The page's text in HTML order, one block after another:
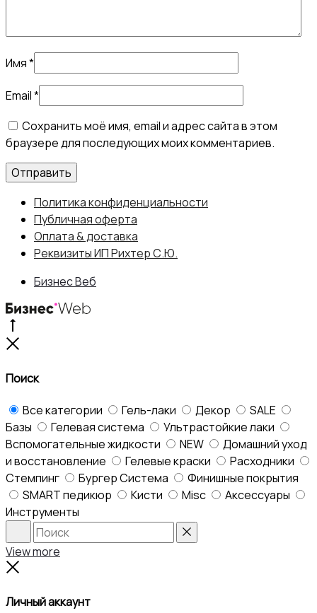
Имя*
Email*
Сохранить моё имя, email и адрес сайта в этом
браузере для последующих моих комментариев.
Политика конфиденциальности
Публичная оферта
Оплата & доставка
Реквизиты ИП Рихтер С.Ю.
Бизнес Веб
Поиск
Все категории Гель-лаки Декор
SALE
Базы
Гелевая система
Ультрастойкие лаки
Вспомогательные жидкости
NEW
Домашний уход
и восстановление
Гелевые краски
Расходники
Стемпинг
Бургер Система
Финишные покрытия
SMART педикюр
Кисти Misc
Аксессуары
Инструменты
Search
View more
Личный аккаунт